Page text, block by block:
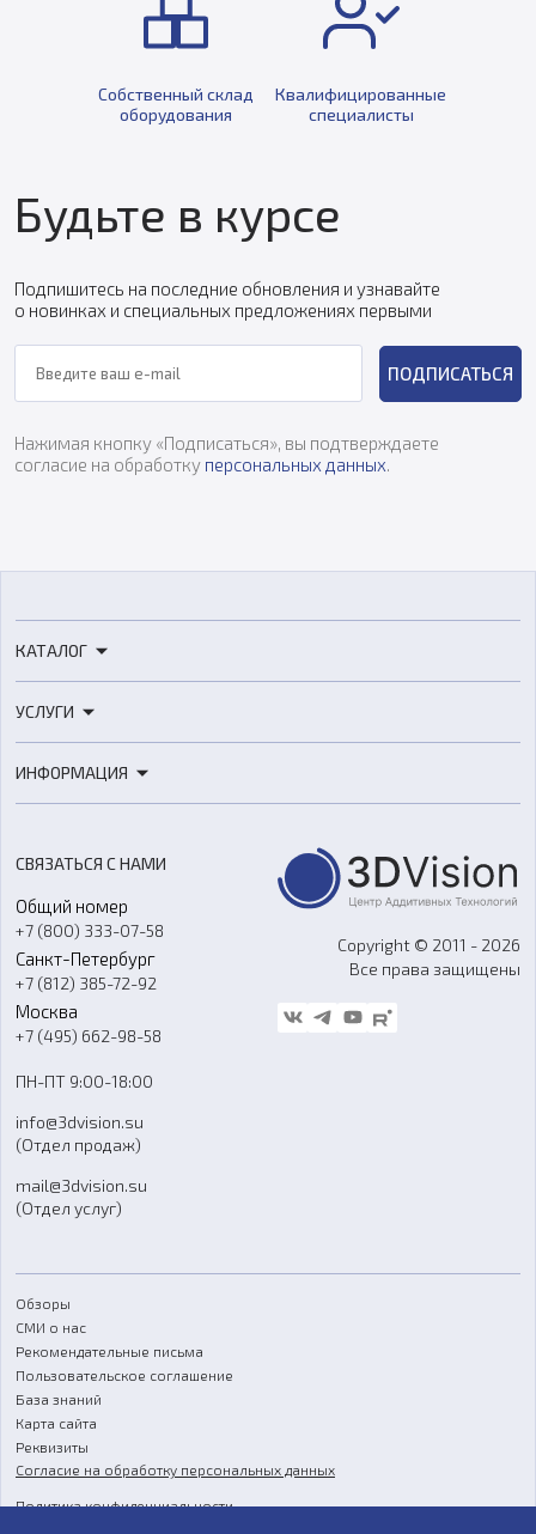
Собственный склад
оборудования
Квалифицированные
специалисты
Будьте в курсе
Подпишитесь на последние обновления и узнавайте
о новинках и специальных предложениях первыми
ПОДПИСАТЬСЯ
Нажимая кнопку «Подписаться», вы подтверждаете
согласие на обработку персональных данных.
КАТАЛОГ
3D-сканеры
Расходные материалы
Оборудование и материалы для вакуумного литья
Аксессуары и прочее оборудование
Программное обеспечение
УСЛУГИ
3D-моделирование
Ремонт и услуги
ИНФОРМАЦИЯ
О компании
Контакты
Гос. закупки
Стать дилером
Блог
FAQ
СВЯЗАТЬСЯ С НАМИ
Общий номер
+7 (800) 333-07-58
Санкт-Петербург
+7 (812) 385-72-92
Москва
+7 (495) 662-98-58
ПН-ПТ 9:00-18:00
info@3dvision.su
(Отдел продаж)
mail@3dvision.su
(Отдел услуг)
Copyright © 2011 - 2026
Все права защищены
Обзоры
СМИ о нас
Рекомендательные письма
Пользовательское соглашение
База знаний
Карта сайта
Реквизиты
Согласие на обработку персональных данных
Политика конфиденциальности